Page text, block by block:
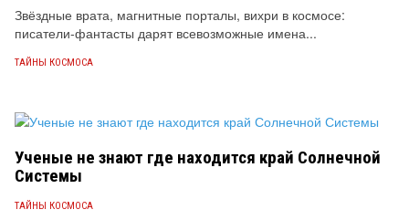
Звёздные врата, магнитные порталы, вихри в космосе:
писатели-фантасты дарят всевозможные имена...
ТАЙНЫ КОСМОСА
Ученые не знают где находится край Солнечной
Системы
ТАЙНЫ КОСМОСА